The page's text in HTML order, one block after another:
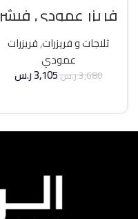
فريزر عمودي فيشر
21 قدم انفرتر – فضي
ثلاجات و فريزرات,فريزرات
عمودي
3,680ر.س3,105ر.س